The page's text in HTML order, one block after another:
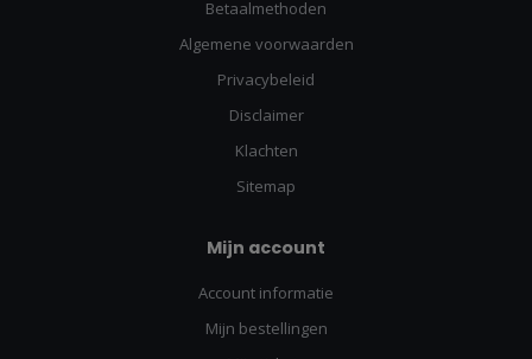
Betaalmethoden
Algemene voorwaarden
Privacybeleid
Disclaimer
Klachten
Sitemap
Mijn account
Account informatie
Mijn bestellingen